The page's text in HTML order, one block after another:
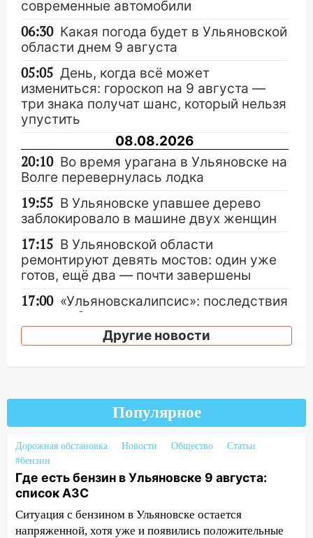
современные автомобили
06:30 Какая погода будет в Ульяновской
области днем 9 августа
05:05 День, когда всё может
измениться: гороскоп на 9 августа —
три знака получат шанс, который нельзя
упустить
08.08.2026
20:10 Во время урагана в Ульяновске на
Волге перевернулась лодка
19:55 В Ульяновске упавшее дерево
заблокировало в машине двух женщин
17:15 В Ульяновской области
ремонтируют девять мостов: один уже
готов, ещё два — почти завершены
17:00 «Ульяновскалипсис»: последствия
урагана 8 августа
16:38 Прогноз погоды в Ульяновской
Ульяновске отменили фестиваль «Наше
16:17 Мелекесский район первым в
Ульяновской области намолотил более
100 тысяч тонн зерна
15:17
В колледжи и техникумы
Ульяновской области подали более 10
тысяч заявлений
Другие новости
Популярное
Дорожная обстановка Новости Общество
Статьи
#бензин
Где есть бензин в Ульяновске 9 августа:
список АЗС
Ситуация с бензином в Ульяновске остается
напряженной, хотя уже и появились положительные